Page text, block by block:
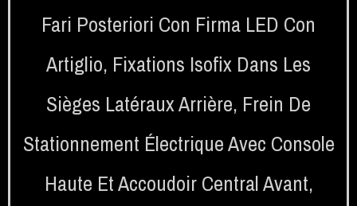
Fari Posteriori Con Firma LED Con
Artiglio, Fixations Isofix Dans Les
Sièges Latéraux Arrière, Frein De
Stationnement Électrique Avec Console
Haute Et Accoudoir Central Avant,